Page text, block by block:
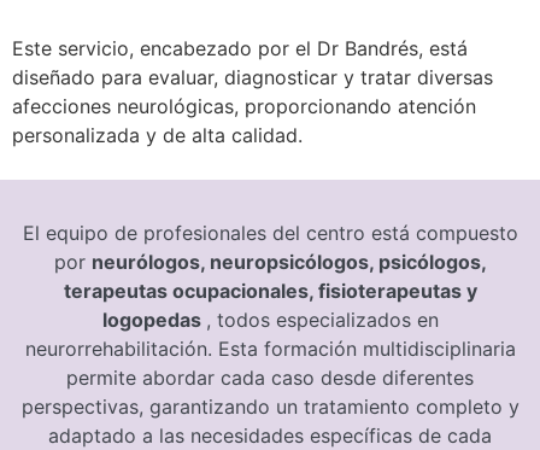
Este servicio, encabezado por el Dr Bandrés, está
diseñado para evaluar, diagnosticar y tratar diversas
afecciones neurológicas, proporcionando atención
personalizada y de alta calidad.
El equipo de profesionales del centro está compuesto
por neurólogos, neuropsicólogos, psicólogos,
terapeutas ocupacionales, fisioterapeutas y
logopedas , todos especializados en
neurorrehabilitación. Esta formación multidisciplinaria
permite abordar cada caso desde diferentes
perspectivas, garantizando un tratamiento completo y
adaptado a las necesidades específicas de cada